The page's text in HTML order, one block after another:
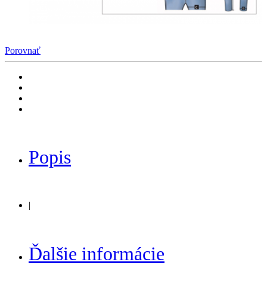
Porovnať
Popis
|
Ďalšie informácie